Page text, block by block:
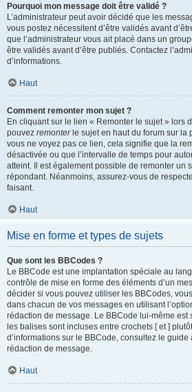
Pourquoi mon message doit être validé ?
L’administrateur peut avoir décidé que les
vous postez nécessitent d’être validés avant
que l’administrateur vous ait placé dans un
être validés avant d’être publiés. Contactez
d’informations.
Haut
Comment remonter mon sujet ?
En cliquant sur le lien « Remonter le sujet » lors
pouvez remonterle sujet en haut du forum sur la
vous ne voyez pas ce lien, cela signifie que la
désactivée ou que l’intervalle de temps pour
atteint. Il est également possible de remonter un
répondant. Néanmoins, assurez-vous de
faisant.
Haut
Mise en forme et types de sujets
Que sont les BBCodes ?
Le BBCode est une implantation spéciale au
contrôle de mise en forme des éléments d’un
décider si vous pouvez utiliser les BBCodes,
dans chacun de vos messages en utilisant
rédaction de message. Le BBCode lui-même est
les balises sont incluses entre crochets [ et ]
d’informations sur le BBCode, consultez le
rédaction de message.
Haut